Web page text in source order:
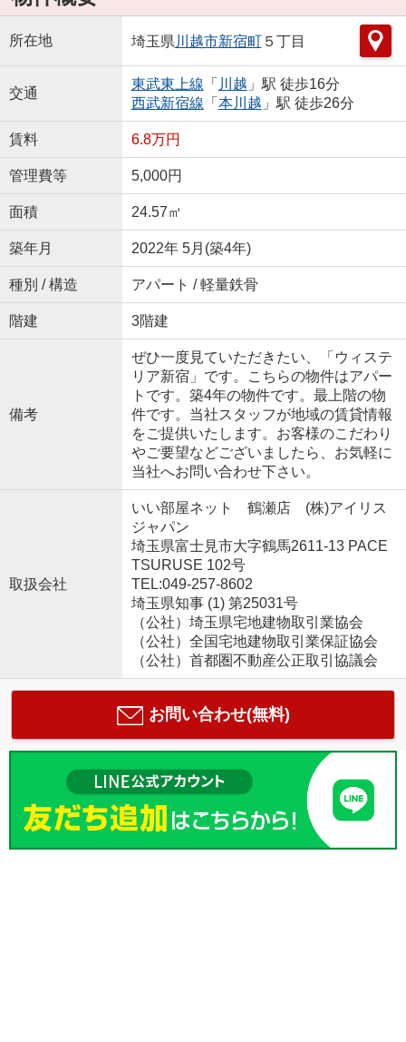
所在地 埼玉県 川越市新宿町５丁目
交通
東武東上線 「 川越 」駅 徒歩16分
西武新宿線 「 本川越 」駅 徒歩26分
賃料 6.8万円
管理費等 5,000円
面積 24.57㎡
築年月 2022年 5月(築4年)
種別 / 構造 アパート / 軽量鉄骨
階建 3階建
備考
ぜひ一度見ていただきたい、「ウィステ
リア新宿」です。こちらの物件はアパー
トです。築4年の物件です。最上階の物
件です。当社スタッフが地域の賃貸情報
をご提供いたします。お客様のこだわり
やご要望などございましたら、お気軽に
当社へお問い合わせ下さい。
取扱会社
いい部屋ネット 鶴瀬店 (株)アイリス
ジャパン
埼玉県富士見市大字鶴馬2611-13 PACE
TSURUSE 102号
TEL:049-257-8602
埼玉県知事 (1) 第25031号
（公社）埼玉県宅地建物取引業協会
（公社）全国宅地建物取引業保証協会
（公社）首都圏不動産公正取引協議会
お問い合わせ(無料)